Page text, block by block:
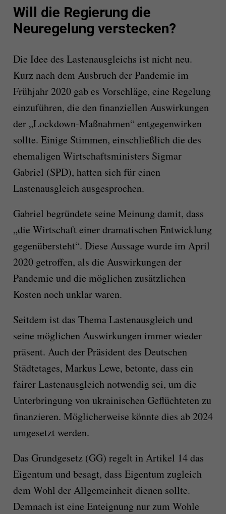
Will die Regierung die
Neuregelung verstecken?
Die Idee des Lastenausgleichs ist nicht neu.
Kurz nach dem Ausbruch der Pandemie im
Frühjahr 2020 gab es Vorschläge, eine Regelung
einzuführen, die den finanziellen Auswirkungen
der „Lockdown-Maßnahmen“ entgegenwirken
sollte. Einige Stimmen, einschließlich die des
ehemaligen Wirtschaftsministers Sigmar
Gabriel (SPD), hatten sich für einen
Lastenausgleich ausgesprochen.
Gabriel begründete seine Meinung damit, dass
„die Wirtschaft einer dramatischen Entwicklung
gegenübersteht“. Diese Aussage wurde im April
2020 getroffen, als die Auswirkungen der
Pandemie und die möglichen zusätzlichen
Kosten noch unklar waren.
Seitdem ist das Thema Lastenausgleich und
seine möglichen Auswirkungen immer wieder
präsent. Auch der Präsident des Deutschen
Städtetages, Markus Lewe, betonte, dass ein
fairer Lastenausgleich notwendig sei, um die
Unterbringung von ukrainischen Geflüchteten zu
finanzieren. Möglicherweise könnte dies ab 2024
umgesetzt werden.
Das Grundgesetz (GG) regelt in Artikel 14 das
Eigentum und besagt, dass Eigentum zugleich
dem Wohl der Allgemeinheit dienen sollte.
Demnach ist eine Enteignung nur zum Wohle